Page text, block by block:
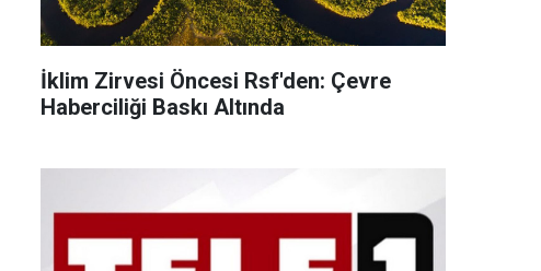
İklim Zirvesi Öncesi Rsf'den: Çevre
Haberciliği Baskı Altında